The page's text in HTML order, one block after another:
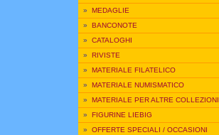
» MEDAGLIE
» BANCONOTE
» CATALOGHI
» RIVISTE
» MATERIALE FILATELICO
» MATERIALE NUMISMATICO
» MATERIALE PER ALTRE COLLEZIONI
» FIGURINE LIEBIG
» OFFERTE SPECIALI / OCCASIONI